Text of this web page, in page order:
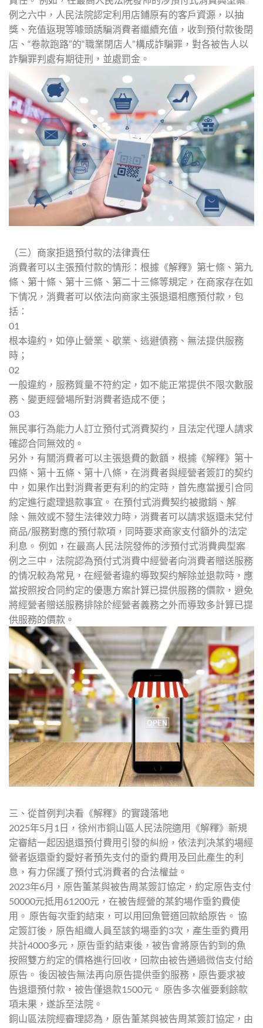
例之六中，人民法院認定利用店鋪原有的客戶資源，以抽
獎、充值返現等噱頭誘騙消費者繼續充值，收到預付款後閉
店、“卷款跑路”的“職業閉店人”構成詐騙罪，對各被告人以
詐騙罪判處有期徒刑，並處罰金。
（三）商家拒退預付款的法律責任
消費者可以主張預付款的情形：根據《解釋》第七條、第九
條、第十條、第十三條、第二十三條等規定，在商家存在如
下情况，消費者可以依法向商家主張退還相應預付款，包
括：
01
根本違約，如停止營業、歇業、逃避債務、無法提供服務
時；
02
一般違約，服務質量不符約定，如不能正常提供不限次數服
務、變更經營場所對消費者造成不便；
03
無民事行為能力人訂立預付式消費契约，且法定代理人請求
確認合同無效的。
另外，有關消費者可以主張退費的數額，根據《解釋》第十
四條、第十五條、第十八條，在消費者與經營者簽訂的契约
中，如果作出對消費者更有利的約定時，首先應當援引合同
約定進行處理退款事宜。 在預付式消費契约被撤銷、解
除、無效或不發生法律效力時，消費者可以請求返還未兌付
商品/服務對應的預付款項，同時要求商家支付額外的法定
利息。 例如，在最高人民法院發佈的涉預付式消費典型案
例之三中，法院認為預付式消費中經營者向消費者贈送服務
的情况較為常見，在經營者違約導致契约解除並退款時，應
當按照按合同約定的優惠方案計算已提供服務的價款，避免
將經營者贈送服務排除於經營者義務之外而導致多計算已提
供服務的價款。
三、從首例判决看《解釋》的實踐落地
2025年5月1日，徐州市銅山區人民法院適用《解釋》新規
定審結一起因退還預付費用引發的糾紛，依法判决某釣場經
營者返還垂釣愛好者預先支付的垂釣費用及囙此產生的利
息，有力保護了預付式消費者的合法權益。
2023年6月，原告董某與被告周某簽訂協定，約定原告支付
50000元抵用61200元，在被告經營的某釣場作垂釣費使
用。 原告每次垂釣結束，可以用回魚管道回款給原告。 協
定簽訂後，原告組織人員至該釣場垂釣3次，產生垂釣費用
共計4000多元，原告垂釣結束後，被告會將原告釣到的魚
按照雙方約定的價格進行回收，回款由被告通過微信支付給
原告。 後因被告無法再向原告提供垂釣服務，原告要求被
告退還預付款，被告僅退款1500元。 原告多次催要剩餘款
項未果，遂訴至法院。
銅山區法院經審理認為，原告董某與被告周某簽訂協定，由